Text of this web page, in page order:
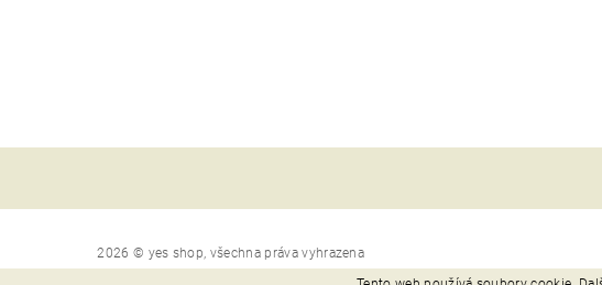
2026 © yes shop, všechna práva vyhrazena